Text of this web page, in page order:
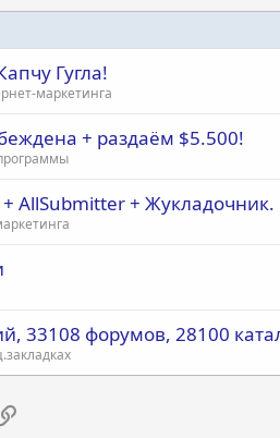
Гугла!
маркетинга
+ раздаём $5.500!
AllSubmitter + Жукладочник.
33108 форумов, 28100
почта